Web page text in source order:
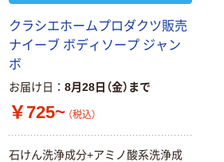
クラシエホームプロダクツ販売
ナイーブ ボディソープ ジャン
ボ
お届け日 8月28日（金）まで
￥725~ （税込）
石けん洗浄成分+アミノ酸系洗浄成